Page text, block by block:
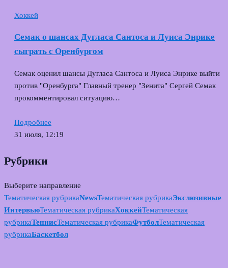
Хоккей
Семак о шансах Дугласа Сантоса и Луиса Энрике
сыграть с Оренбургом
Семак оценил шансы Дугласа Сантоса и Луиса Энрике выйти
против "Оренбурга" Главный тренер "Зенита" Сергей Семак
прокомментировал ситуацию…
Подробнее
31 июля, 12:19
Рубрики
Выберите направление
Тематическая рубрикаNewsТематическая рубрикаЭкслюзивные
ИнтервьюТематическая рубрикаХоккейТематическая
рубрикаТеннисТематическая рубрикаФутболТематическая
рубрикаБаскетбол